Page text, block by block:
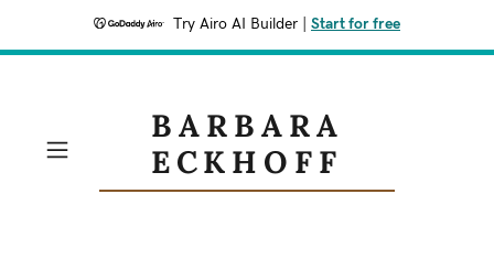
Try Airo AI Builder Start for free
BARBARA
ECKHOFF